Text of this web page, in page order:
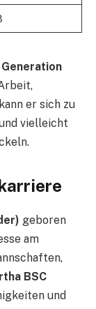
er sich zu
vielleicht
geboren
am
BSC
und